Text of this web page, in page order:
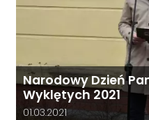
Narodowy Dzień
Wyklętych 2021
Data dodania galerii:
01.03.2021